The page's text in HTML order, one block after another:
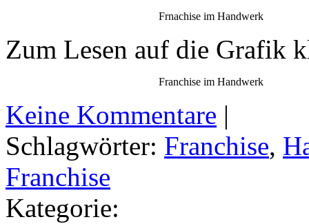
Frnachise im Handwerk
Zum Lesen auf die Grafik
Franchise im Handwerk
Keine Kommentare |
Schlagwörter: Franchise,
Franchise
Kategorie: